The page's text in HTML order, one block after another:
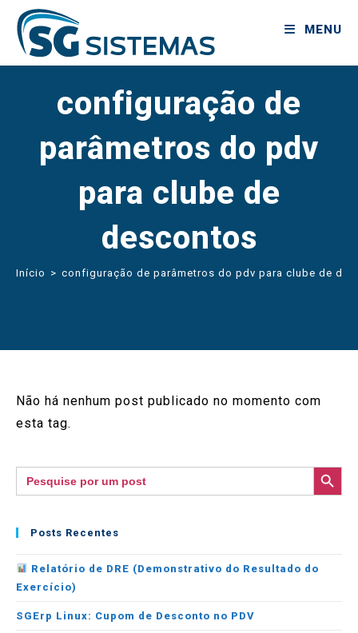
MENU
configuração de
parâmetros do pdv
para clube de
descontos
Início > configuração de parâmetros do pdv para clube de
Não há nenhum post publicado no momento com
esta tag.
Search
for:
SEARCH BUTTON
Posts Recentes
Relatório de DRE (Demonstrativo do Resultado do
Exercício)
SGErp Linux: Cupom de Desconto no PDV